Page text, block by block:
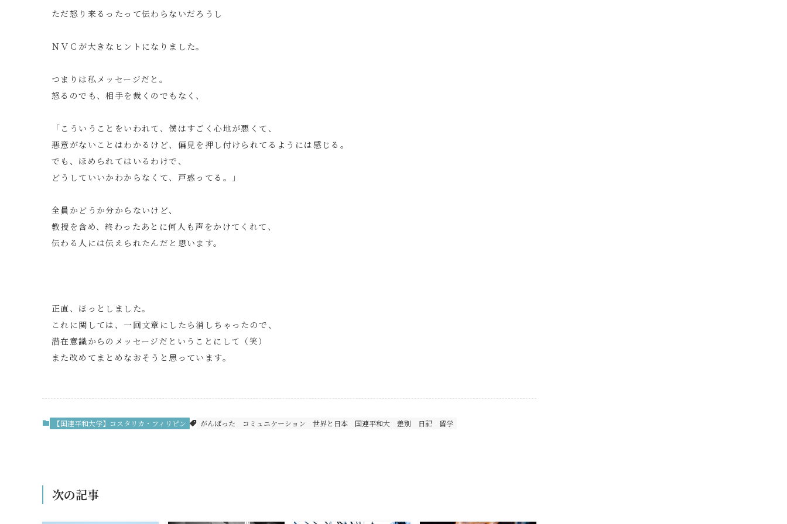
ただ怒り来るったって伝わらないだろうし
ＮＶＣが大きなヒントになりました。
つまりは私メッセージだと。
怒るのでも、相手を裁くのでもなく、
「こういうことをいわれて、僕はすごく心地が悪くて、
悪意がないことはわかるけど、偏見を押し付けられてるようには感じる。
でも、ほめられてはいるわけで、
どうしていいかわからなくて、戸惑ってる。」
全員かどうか分からないけど、
教授を含め、終わったあとに何人も声をかけてくれて、
伝わる人には伝えられたんだと思います。
正直、ほっとしました。
これに関しては、一回文章にしたら消しちゃったので、
潜在意識からのメッセージだということにして（笑）
また改めてまとめなおそうと思っています。
【国連平和大学】コスタリカ・フィリピン がんばった コミュニケーション 世界と日本 国連平和大 差別 日記 留学
次の記事